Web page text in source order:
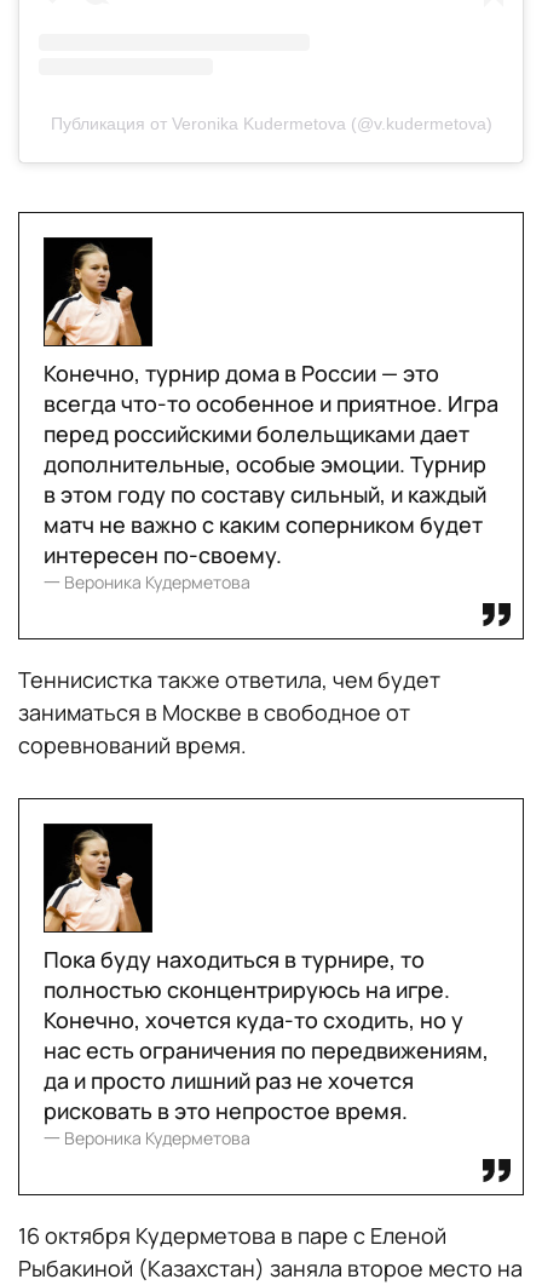
Публикация от Veronika Kudermetova (@v.kudermetova)
Конечно, турнир дома в России — это
всегда что-то особенное и приятное. Игра
перед российскими болельщиками дает
дополнительные, особые эмоции. Турнир
в этом году по составу сильный, и каждый
матч не важно с каким соперником будет
интересен по-своему.
一 Вероника Кудерметова
Теннисистка также ответила, чем будет
заниматься в Москве в свободное от
соревнований время.
Пока буду находиться в турнире, то
полностью сконцентрируюсь на игре.
Конечно, хочется куда-то сходить, но у
нас есть ограничения по передвижениям,
да и просто лишний раз не хочется
рисковать в это непростое время.
一 Вероника Кудерметова
16 октября Кудерметова в паре с Еленой
Рыбакиной (Казахстан) заняла второе место на